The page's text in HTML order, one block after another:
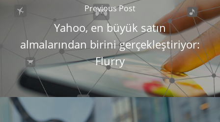
Previous Post
Yahoo, en büyük satın
almalarından birini gerçekleştiriyor:
Flurry